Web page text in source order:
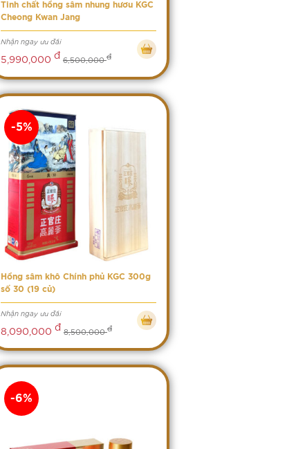
Tinh chất hồng sâm nhung hươu KGC
Cheong Kwan Jang
Nhận ngay ưu đãi
5,990,000 đ 6,500,000đ
Hồng sâm khô Chính phủ KGC 300g
số 30 (19 củ)
Nhận ngay ưu đãi
8,090,000 đ 8,500,000đ
-5%
-6%